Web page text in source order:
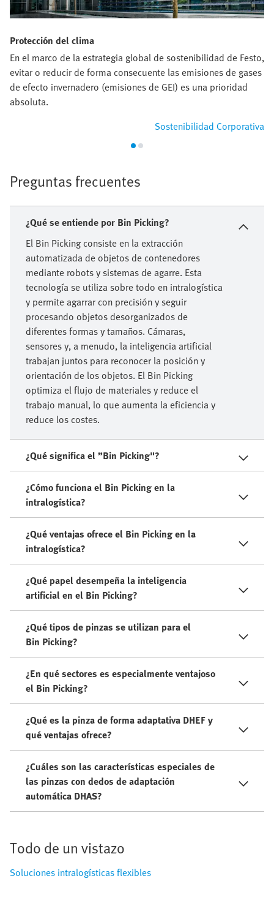
Protección del clima
En el marco de la estrategia global de sostenibilidad de Festo,
evitar o reducir de forma consecuente las emisiones de gases
de efecto invernadero (emisiones de GEI) es una prioridad
absoluta.
Sostenibilidad Corporativa
Preguntas frecuentes
¿Qué se entiende por Bin Picking?
El Bin Picking consiste en la extracción
automatizada de objetos de contenedores
mediante robots y sistemas de agarre. Esta
tecnología se utiliza sobre todo en intralogística
y permite agarrar con precisión y seguir
procesando objetos desorganizados de
diferentes formas y tamaños. Cámaras,
sensores y, a menudo, la inteligencia artificial
trabajan juntos para reconocer la posición y
orientación de los objetos. El Bin Picking
optimiza el flujo de materiales y reduce el
trabajo manual, lo que aumenta la eficiencia y
reduce los costes.
¿Qué significa el ”Bin Picking"?
¿Cómo funciona el Bin Picking en la
intralogística?
¿Qué ventajas ofrece el Bin Picking en la
intralogística?
¿Qué papel desempeña la inteligencia
artificial en el Bin Picking?
¿Qué tipos de pinzas se utilizan para el
Bin Picking?
¿En qué sectores es especialmente ventajoso
el Bin Picking?
¿Qué es la pinza de forma adaptativa DHEF y
qué ventajas ofrece?
¿Cuáles son las características especiales de
las pinzas con dedos de adaptación
automática DHAS?
Todo de un vistazo
Soluciones intralogísticas flexibles